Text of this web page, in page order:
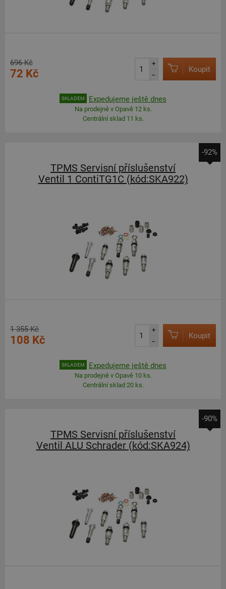
696 Kč
72 Kč
+
–
Koupit
SKLADEM Expedujeme ještě dnes
Na prodejně v Opavě 12 ks.
Centrální sklad 11 ks.
-92%
TPMS Servisní příslušenství
Ventil 1 ContiTG1C (kód:SKA922)
1 355 Kč
108 Kč
+
–
Koupit
SKLADEM Expedujeme ještě dnes
Na prodejně v Opavě 10 ks.
Centrální sklad 20 ks.
-90%
TPMS Servisní příslušenství
Ventil ALU Schrader (kód:SKA924)